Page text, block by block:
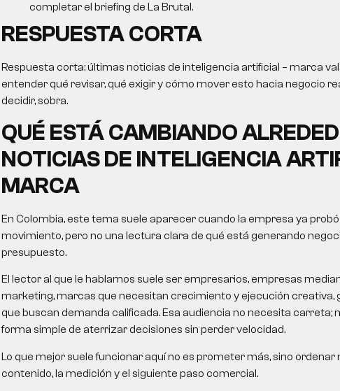
completar el briefing de La Brutal.
RESPUESTA CORTA
Respuesta corta: últimas noticias de inteligencia artificial – marca
entender qué revisar, qué exigir y cómo mover esto hacia negocio
decidir, sobra.
QUÉ ESTÁ CAMBIANDO
NOTICIAS DE INTELIGENCIA
MARCA
En Colombia, este tema suele aparecer cuando la empresa ya
movimiento, pero no una lectura clara de qué está generando
presupuesto.
El lector al que le hablamos suele ser empresarios, empresas
marketing, marcas que necesitan crecimiento y ejecución creativa,
que buscan demanda calificada. Esa audiencia no necesita carreta;
forma simple de aterrizar decisiones sin perder velocidad.
Lo que mejor suele funcionar aquí no es prometer más, sino ordenar
contenido, la medición y el siguiente paso comercial.